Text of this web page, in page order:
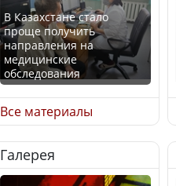
В Казахстане стало
проще получить
направления на
медицинские
обследования
Қазақстан Орталық Азия
Все материалы
Галерея